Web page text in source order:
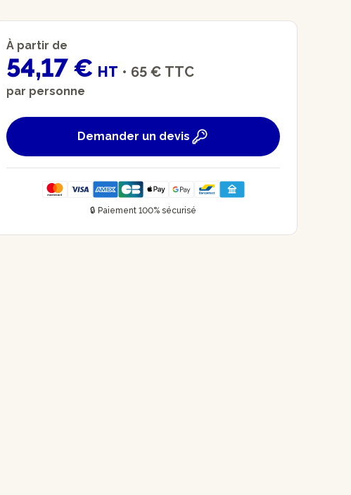
À partir de
54,17 € HT • 65 € TTC
par personne
Demander un devis
🔒 Paiement 100% sécurisé